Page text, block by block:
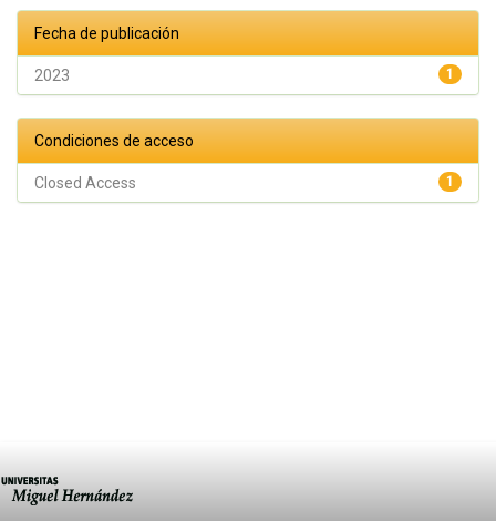
Fecha de publicación
1
2023
Condiciones de acceso
1
Closed Access